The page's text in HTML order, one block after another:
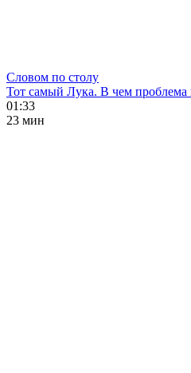
Словом по столу
Тот самый Лука. В чем проблема
01:33
23 мин